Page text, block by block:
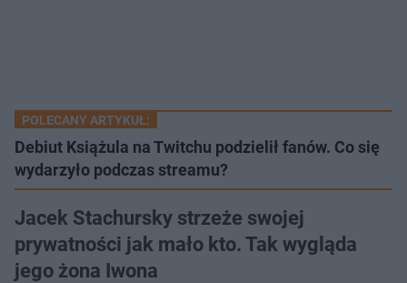
POLECANY ARTYKUŁ:
Debiut Książula na Twitchu podzielił fanów. Co się
wydarzyło podczas streamu?
Jacek Stachursky strzeże swojej
prywatności jak mało kto. Tak wygląda
jego żona Iwona